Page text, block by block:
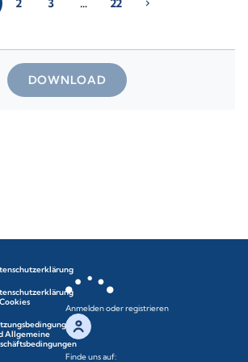
2 3 … 22 chevron_right
DOWNLOAD
Allgemeine
Anmelden oder registrieren
Finde uns auf: